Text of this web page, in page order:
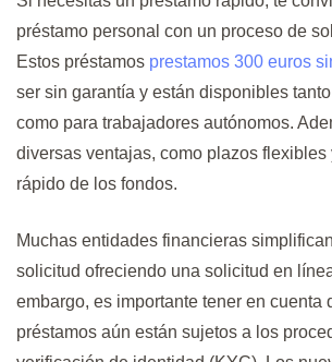
préstamo personal con un proceso de
Estos préstamos prestamos 300 euros
ser sin garantía y están disponibles
como para trabajadores autónomos.
diversas ventajas, como plazos flexibles
rápido de los fondos.
Muchas entidades financieras
solicitud ofreciendo una solicitud en
embargo, es importante tener en cuenta
préstamos aún están sujetos a los